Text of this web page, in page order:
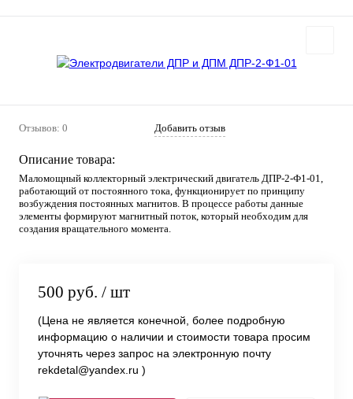
Отзывов: 0 Добавить отзыв
Описание товара:
Маломощный коллекторный электрический двигатель ДПР-2-Ф1-01,
работающий от постоянного тока, функционирует по принципу
возбуждения постоянных магнитов. В процессе работы данные
элементы формируют магнитный поток, который необходим для
создания вращательного момента.
500 руб. / шт
(Цена не является конечной, более подробную
информацию о наличии и стоимости товара просим
уточнять через запрос на электронную почту
rekdetal@yandex.ru )